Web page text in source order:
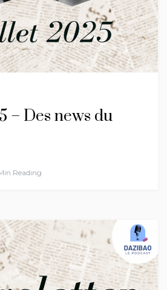
– Des news du
Reading